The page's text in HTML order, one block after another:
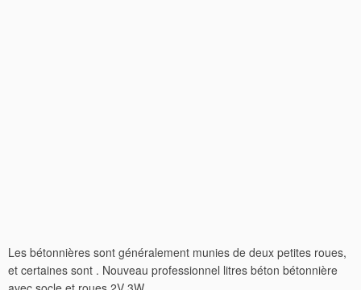
Les bétonnières sont généralement munies de deux petites roues,
et certaines sont . Nouveau professionnel litres béton bétonnière